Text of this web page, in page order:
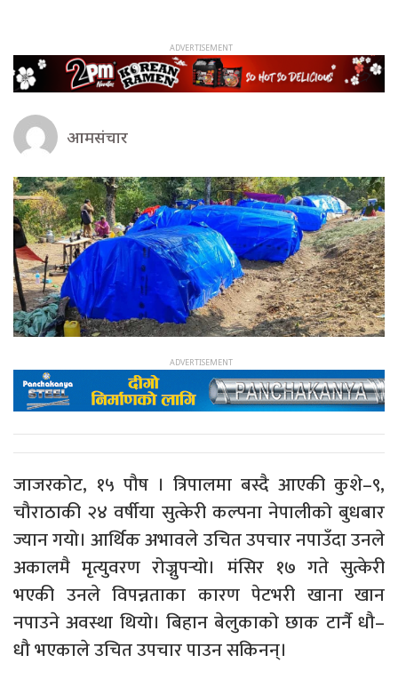
आमसंचार
जाजरकोट, १५ पौष । त्रिपालमा बस्दै आएकी कुशे–९,
चौराठाकी २४ वर्षीया सुत्केरी कल्पना नेपालीको बुधबार
ज्यान गयो। आर्थिक अभावले उचित उपचार नपाउँदा उनले
अकालमै मृत्युवरण रोज्नुपर्‍यो। मंसिर १७ गते सुत्केरी
भएकी उनले विपन्नताका कारण पेटभरी खाना खान
नपाउने अवस्था थियो। बिहान बेलुकाको छाक टार्नै धौ–
धौ भएकाले उचित उपचार पाउन सकिनन्।